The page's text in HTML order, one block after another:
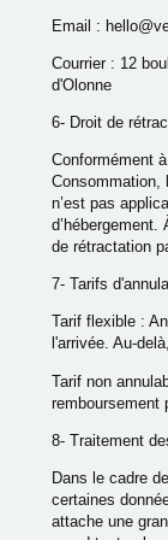
Email :
Courrier : 12
d'Olonne
6- Droit de
Conformément
Consommation,
n’est pas
de rétractation
7- Tarifs
Tarif flexible :
l'arrivée. Au-
Tarif non
remboursement
8- Traitement
Dans le cadre
certaines
attache une